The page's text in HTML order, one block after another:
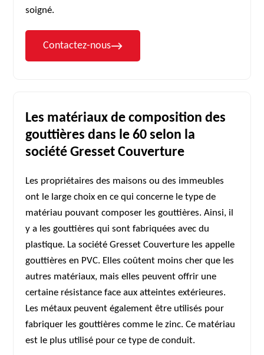
soigné.
Contactez-nous
Les matériaux de composition des
gouttières dans le 60 selon la
société Gresset Couverture
Les propriétaires des maisons ou des immeubles
ont le large choix en ce qui concerne le type de
matériau pouvant composer les gouttières. Ainsi, il
y a les gouttières qui sont fabriquées avec du
plastique. La société Gresset Couverture les appelle
gouttières en PVC. Elles coûtent moins cher que les
autres matériaux, mais elles peuvent offrir une
certaine résistance face aux atteintes extérieures.
Les métaux peuvent également être utilisés pour
fabriquer les gouttières comme le zinc. Ce matériau
est le plus utilisé pour ce type de conduit.